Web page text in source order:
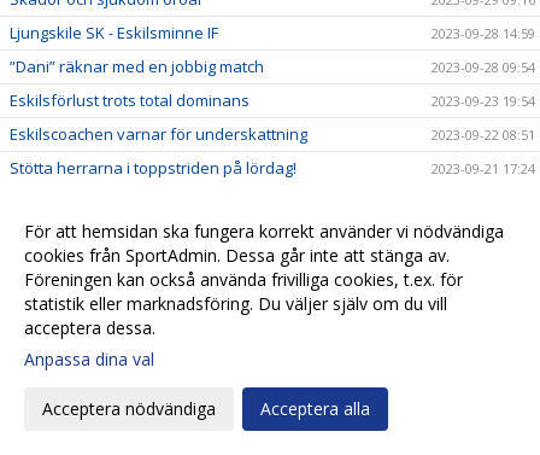
Ljungskile SK - Eskilsminne IF 2023-09-28 14:59
”Dani” räknar med en jobbig match 2023-09-28 09:54
Eskilsförlust trots total dominans 2023-09-23 19:54
Eskilscoachen varnar för underskattning 2023-09-22 08:51
Stötta herrarna i toppstriden på lördag! 2023-09-21 17:24
Eskilsminne IF - Oskarshamns AIK 2023-09-19 15:29
Läckra mål när Eskils 3-1-vann 2023-09-16 20:03
Fyra spelare tillbaka mot Vänersborg 2023-09-15 09:21
Josef Getachew: "Min professor uppmanar mig spela
fotboll"
Stor irritation när Eskils föll i Malmö
För att hemsidan ska fungera korrekt använder vi nödvändiga
cookies från SportAdmin. Dessa går inte att stänga av.
Föreningen kan också använda frivilliga cookies, t.ex. för
statistik eller marknadsföring. Du väljer själv om du vill
acceptera dessa.
Anpassa dina val
Acceptera nödvändiga Acceptera alla